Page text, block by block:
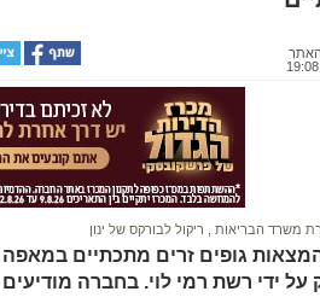
משרד הבריאות ריקול לבורקס של ינון
גופים זרים מתכתיים במאפה
על ידי רשת רמי לוי. בחברה